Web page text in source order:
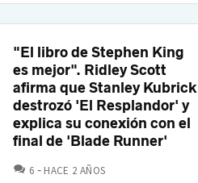
"El libro de Stephen King
es mejor". Ridley Scott
afirma que Stanley Kubrick
destrozó 'El Resplandor' y
explica su conexión con el
final de 'Blade Runner'
6 COMENTARIOS
HACE 2 AÑOS